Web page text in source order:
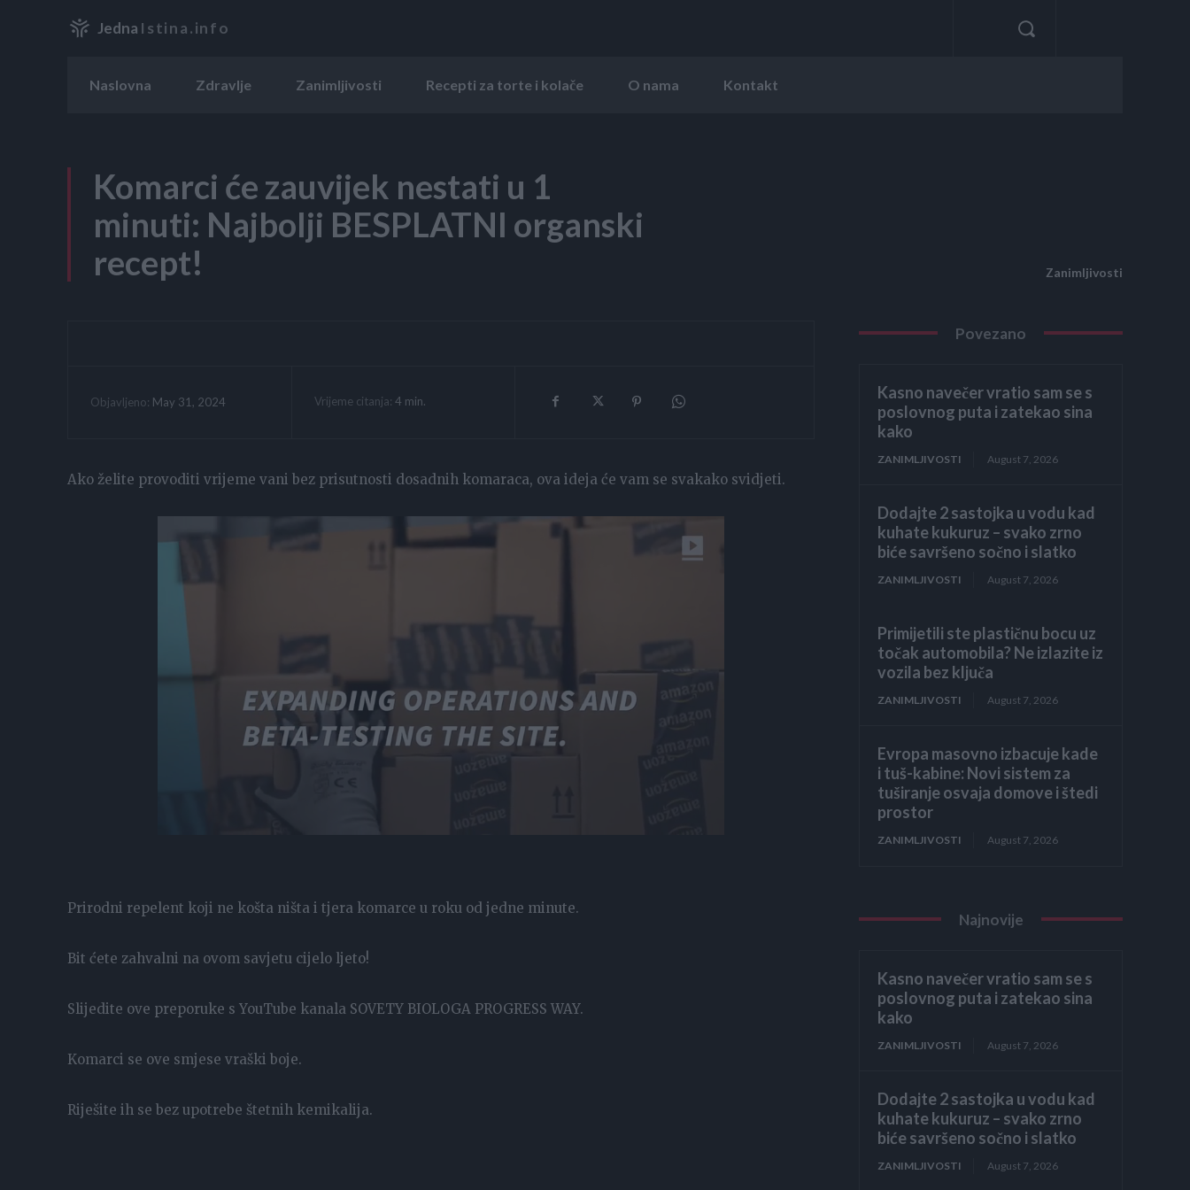
Jedna Istina.info
Naslovna Zdravlje Zanimljivosti Recepti za torte i kolače O nama Kontakt
Komarci će zauvijek nestati u 1
minuti: Najbolji BESPLATNI organski
recept!
Zanimljivosti
Objavljeno: May 31, 2024 Vrijeme citanja: 4 min.
Ako želite provoditi vrijeme vani bez prisutnosti dosadnih komaraca, ova ideja će vam se svakako svidjeti.
Prirodni repelent koji ne košta ništa i tjera komarce u roku od jedne minute.
Bit ćete zahvalni na ovom savjetu cijelo ljeto!
Slijedite ove preporuke s YouTube kanala SOVETY BIOLOGA PROGRESS WAY.
Komarci se ove smjese vraški boje.
Riješite ih se bez upotrebe štetnih kemikalija.
Povezano
Kasno navečer vratio sam se s
poslovnog puta i zatekao sina
kako
ZANIMLJIVOSTI August 7, 2026
Dodajte 2 sastojka u vodu kad
kuhate kukuruz – svako zrno
biće savršeno sočno i slatko
ZANIMLJIVOSTI August 7, 2026
Primijetili ste plastičnu bocu uz
točak automobila? Ne izlazite iz
vozila bez ključa
ZANIMLJIVOSTI August 7, 2026
Evropa masovno izbacuje kade
i tuš-kabine: Novi sistem za
tuširanje osvaja domove i štedi
prostor
ZANIMLJIVOSTI August 7, 2026
Najnovije
Kasno navečer vratio sam se s
poslovnog puta i zatekao sina
kako
ZANIMLJIVOSTI August 7, 2026
Dodajte 2 sastojka u vodu kad
kuhate kukuruz – svako zrno
biće savršeno sočno i slatko
ZANIMLJIVOSTI August 7, 2026